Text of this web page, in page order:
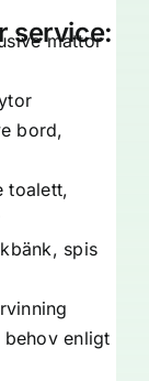
service:
mattor
bord,
toalett,
spis
behov enligt